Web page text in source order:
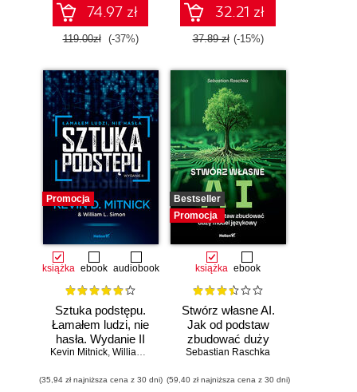
74.97 zł
119.00zł (-37%)
32.21 zł
37.89 zł (-15%)
Promocja
książka ebook audiobook
Sztuka podstępu.
Łamałem ludzi, nie
hasła. Wydanie II
Kevin Mitnick, William L. Simon
(35,94 zł najniższa cena z 30 dni)
Bestseller
Promocja
książka ebook
Stwórz własne AI.
Jak od podstaw
zbudować duży
model językowy
Sebastian Raschka
(59,40 zł najniższa cena z 30 dni)